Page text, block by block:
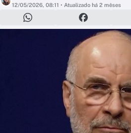
12/05/2026, 08:11 • Atualizado há 2 mêses